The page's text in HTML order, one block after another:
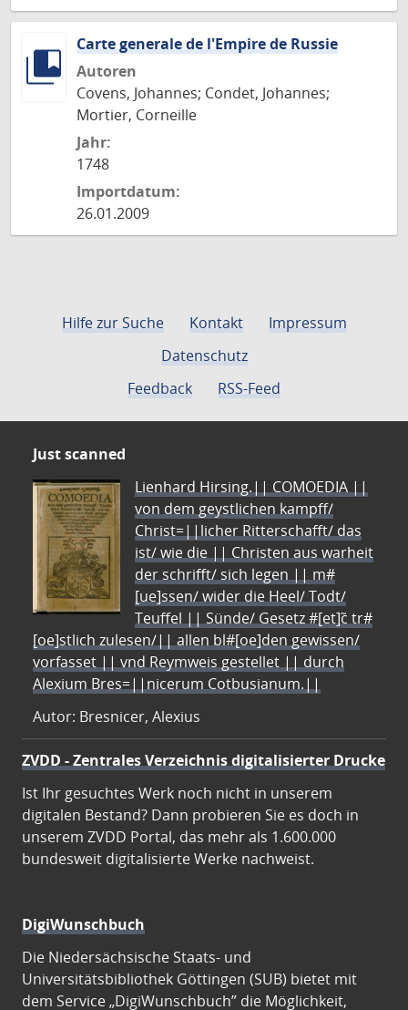
Carte generale de l'Empire de Russie
Autoren
Covens, Johannes; Condet, Johannes;
Mortier, Corneille
Jahr:
1748
Importdatum:
26.01.2009
Hilfe zur Suche Kontakt
Impressum
Datenschutz
Feedback
RSS-Feed
Just scanned
Lienhard Hirsing.|| COMOEDIA ||
von dem geystlichen kampff/
Christ=||licher Ritterschafft/ das
ist/ wie die || Christen aus warheit
der schrifft/ sich legen || m#
[ue]ssen/ wider die Heel/ Todt/
Teuffel || Sünde/ Gesetz #[et]c̃ tr#
[oe]stlich zulesen/|| allen bl#[oe]den gewissen/
vorfasset || vnd Reymweis gestellet || durch
Alexium Bres=||nicerum Cotbusianum.||
Autor: Bresnicer, Alexius
ZVDD - Zentrales Verzeichnis digitalisierter Drucke
Ist Ihr gesuchtes Werk noch nicht in unserem
digitalen Bestand? Dann probieren Sie es doch in
unserem ZVDD Portal, das mehr als 1.600.000
bundesweit digitalisierte Werke nachweist.
DigiWunschbuch
Die Niedersächsische Staats- und
Universitätsbibliothek Göttingen (SUB) bietet mit
dem Service „DigiWunschbuch” die Möglichkeit,